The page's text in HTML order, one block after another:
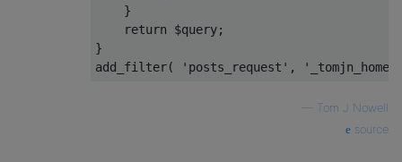
}
return $query;
}
add_filter( 'posts_request' ,
Tom J Nowell
source